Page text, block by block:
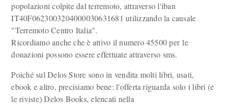
popolazioni colpite dal terremoto, attraverso l'iban
IT40F0623003204000030631681 utilizzando la causale
"Terremoto Centro Italia".
Ricordiamo anche che è attivo il numero 45500 per le
donazioni possono essere effettuate attraverso sms.
Poiché sul Delos Store sono in vendita molti libri, usati,
ebook e altro, precisiamo bene: l'offerta riguarda solo i libri (e
le riviste) Delos Books, elencati nella